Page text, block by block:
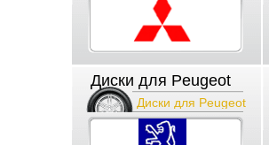
Диски для Peugeot
Диски для Peugeot